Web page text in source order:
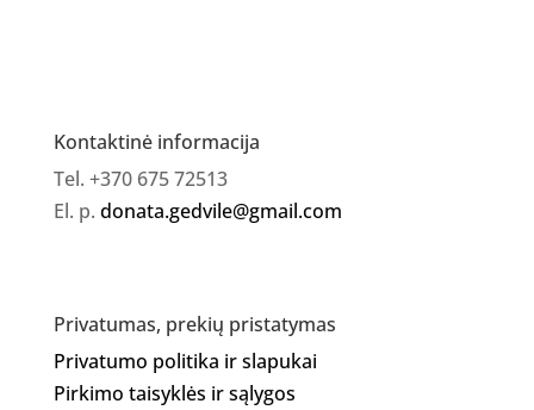
Kontaktinė informacija
Tel. +370 675 72513
El. p. donata.gedvile@gmail.com
Privatumas, prekių pristatymas
Privatumo politika ir slapukai
Pirkimo taisyklės ir sąlygos